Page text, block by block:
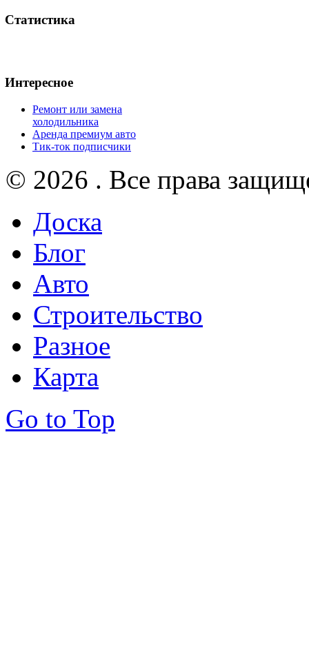
Статистика
Интересное
Ремонт или замена
холодильника
Аренда премиум авто
Тик-ток подписчики
© 2026 . Все права
Доска
Блог
Авто
Строительство
Разное
Карта
Go to Top